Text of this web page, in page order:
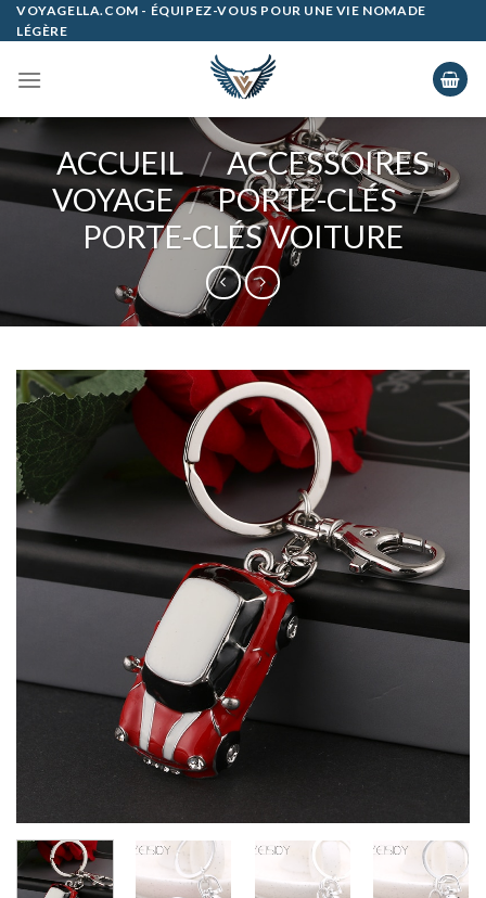
Skip
to
VOYAGELLA.COM - ÉQUIPEZ-VOUS POUR UNE VIE NOMADE
LÉGÈRE
ACCUEIL / ACCESSOIRES
VOYAGE / PORTE-CLÉS /
PORTE-CLÉS VOITURE